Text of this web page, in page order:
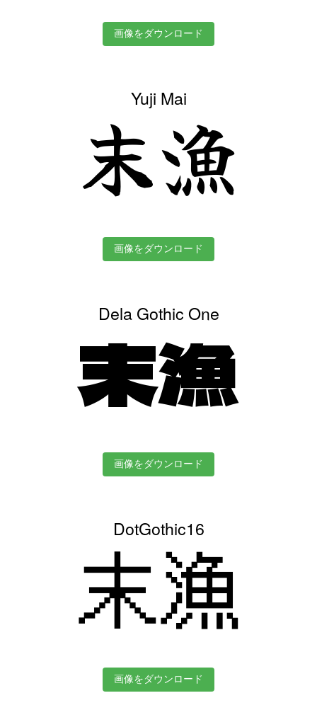
画像をダウンロード
Yuji Mai
末漁
画像をダウンロード
Dela Gothic One
末漁
画像をダウンロード
DotGothic16
末漁
画像をダウンロード